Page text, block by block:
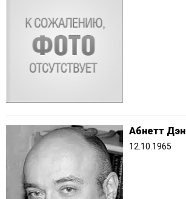
Абнетт Дэн
12.10.1965